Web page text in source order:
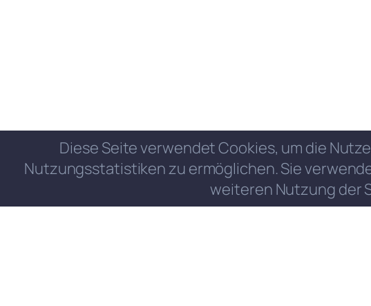
Diese Seite verwendet Cookies, um die
Nutzungsstatistiken zu ermöglichen. Sie
weiteren Nutzung der